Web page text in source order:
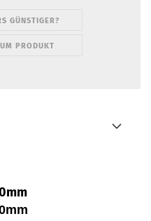
GÜNSTIGER?
PRODUKT